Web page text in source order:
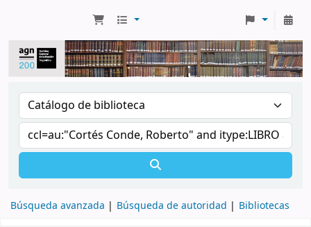
Búsqueda avanzada Búsqueda de autoridad Bibliotecas